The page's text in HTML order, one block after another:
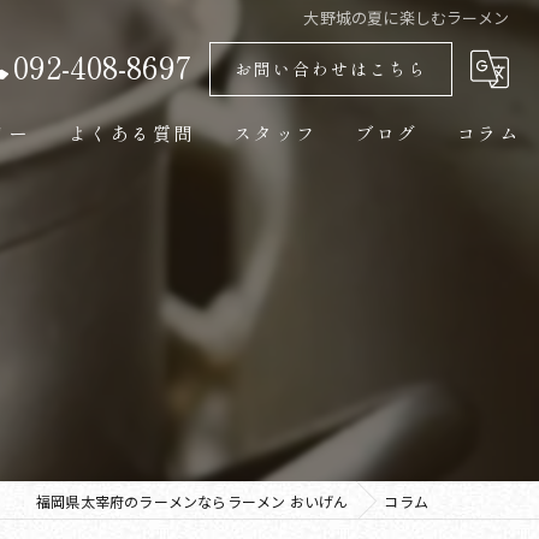
大野城の夏に楽しむラーメン
092-408-8697 お問い合わせはこちら
ー よくある質問 スタッフ ブログ コラム
福岡県太宰府のラーメンならラーメン おいげん コラム